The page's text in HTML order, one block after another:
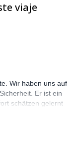
Tenzing Bhote
times.
viaje
Wir haben uns auf
Er ist ein
schätzen gelernt
gehen. Mein